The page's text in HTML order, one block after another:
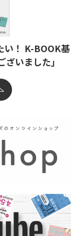
い！ K-BOOK基
いました」